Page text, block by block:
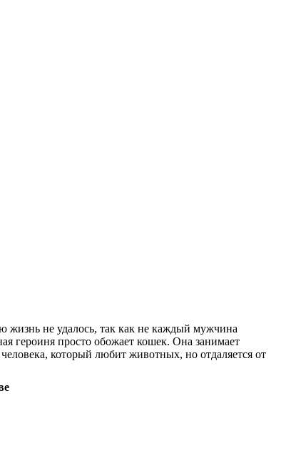
жизнь не удалось, так как не каждый мужчина
героиня просто обожает кошек. Она занимает
который любит животных, но отдаляется от